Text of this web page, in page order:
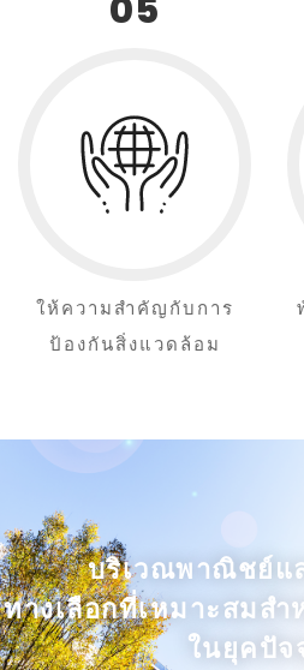
05
ให้ความสำคัญกับการ
ป้องกันสิ่งแวดล้อม
บริเวณพาณิชย์แ
ทางเลือกที่เหมาะสมส
ในยุคปัจ